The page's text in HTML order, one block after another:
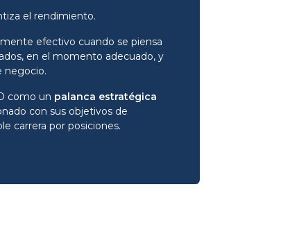
el rendimiento.
efectivo cuando se piensa
en el momento adecuado, y
negocio.
como un palanca estratégica
con sus objetivos de
carrera por posiciones.